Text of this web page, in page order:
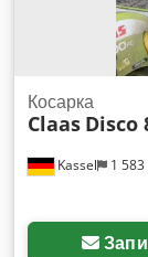
Kassel 1
Косарка
Claas Disco